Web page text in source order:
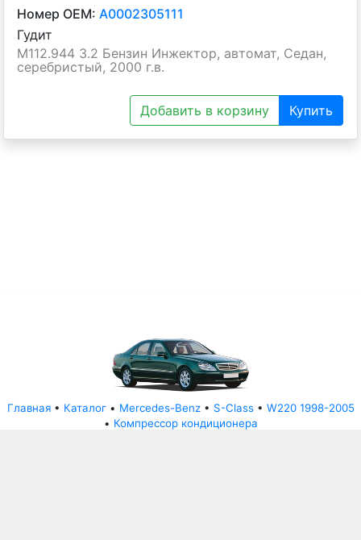
Номер OEM: A0002305111
Гудит
M112.944 3.2 Бензин Инжектор, автомат, Седан,
серебристый, 2000 г.в.
Добавить в корзину Купить
Главная• Каталог• Mercedes-Benz• S-Class• W220 1998-2005
• Компрессор кондиционера